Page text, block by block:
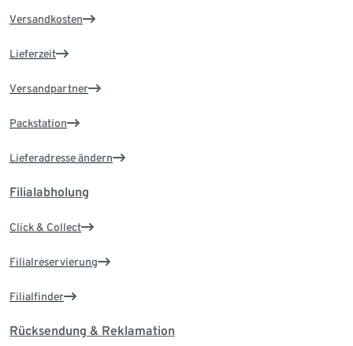
Versandkosten
Lieferzeit
Versandpartner
Packstation
Lieferadresse ändern
Filialabholung
Click & Collect
Filialreservierung
Filialfinder
Rücksendung & Reklamation